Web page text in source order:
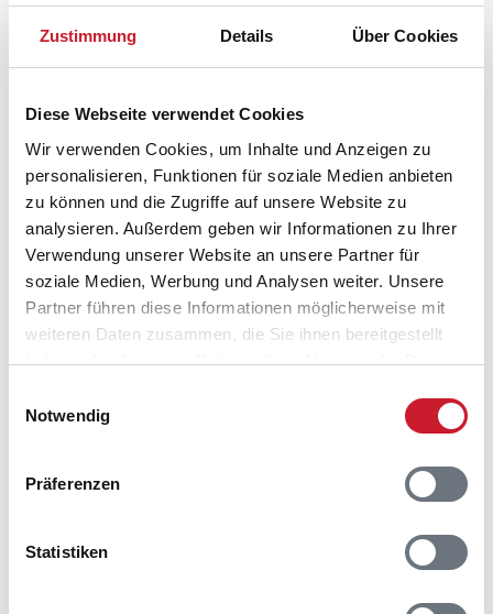
Zustimmung Details Über Cookies
Diese Webseite verwendet Cookies
Wir verwenden Cookies, um Inhalte und Anzeigen zu
personalisieren, Funktionen für soziale Medien anbieten
zu können und die Zugriffe auf unsere Website zu
analysieren. Außerdem geben wir Informationen zu Ihrer
Verwendung unserer Website an unsere Partner für
soziale Medien, Werbung und Analysen weiter. Unsere
Partner führen diese Informationen möglicherweise mit
weiteren Daten zusammen, die Sie ihnen bereitgestellt
haben oder die sie im Rahmen Ihrer Nutzung der Dienste
Notwendig
Präferenzen
Statistiken
Belegungskalender
Reisedauer auswählen
Anzahl Reisende auswählen
Anreisetag im Belegungskalender anklicken
Sie bekommen Verfügbarkeit und Preis angezeigt
Bitte beachten Sie, dass sich bei Änderungen des
Hausbeschreibung und/oder der Ausstattung ergeben
10 11
12
S